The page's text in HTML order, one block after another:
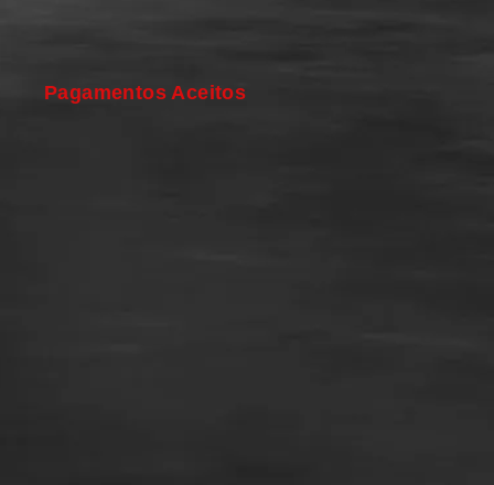
Pagamentos Aceitos